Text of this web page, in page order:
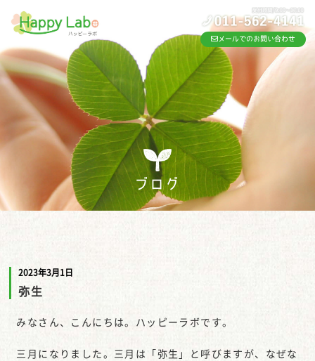
メールでのお問い合わせ
ブログ
2023年3月1日
弥生
みなさん、こんにちは。ハッピーラボです。
三月になりました。三月は「弥生」と呼びますが、なぜな